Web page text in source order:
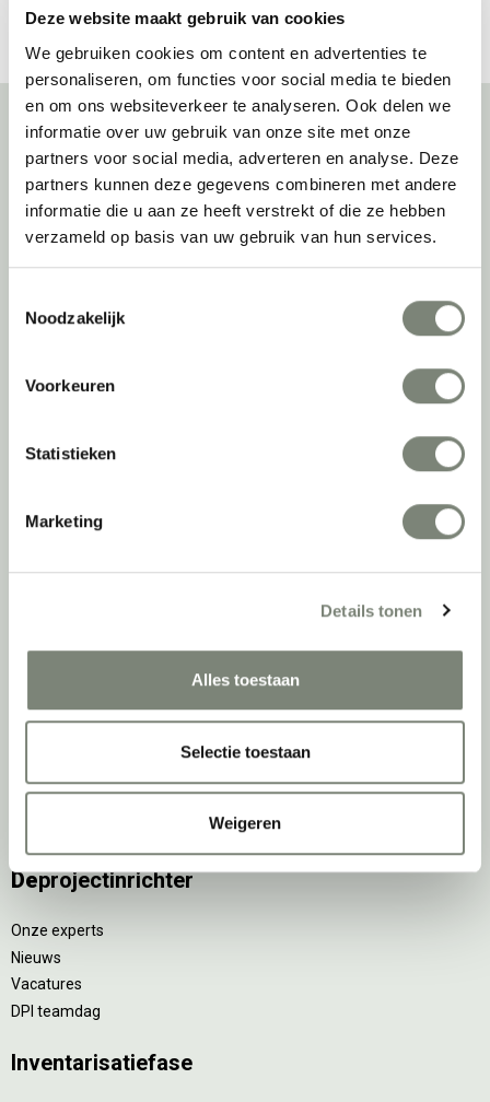
Deze website maakt gebruik van cookies
We gebruiken cookies om content en advertenties te
personaliseren, om functies voor social media te bieden
en om ons websiteverkeer te analyseren. Ook delen we
informatie over uw gebruik van onze site met onze
partners voor social media, adverteren en analyse. Deze
partners kunnen deze gegevens combineren met andere
informatie die u aan ze heeft verstrekt of die ze hebben
verzameld op basis van uw gebruik van hun services.
Noodzakelijk
Voorkeuren
Statistieken
Marketing
Details tonen
Alles toestaan
Selectie toestaan
Weigeren
Over deprojectinrichter
Als grootste onafhankelijke projectinrichter én expert op het gebied
van de beste werkomgeving zetten we ons dagelijks met veel
passie en enthousiasme in om juist dat voor onze klanten te
met het oog op nu; dankzij ons duurzame en circulaire karakter
kijken we ook naar de toekomst. Naar hoe we werkomgevingen een
keer actief te kijken naar de duurzaamste optie.
Duo bureaus
Tafels
Deprojectinrichter
Onze experts
Nieuws
Vacatures
DPI teamdag
Inventarisatiefase